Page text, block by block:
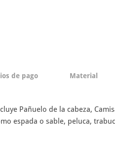
de pago Material
Pañuelo de la cabeza,
espada o sable, peluca,